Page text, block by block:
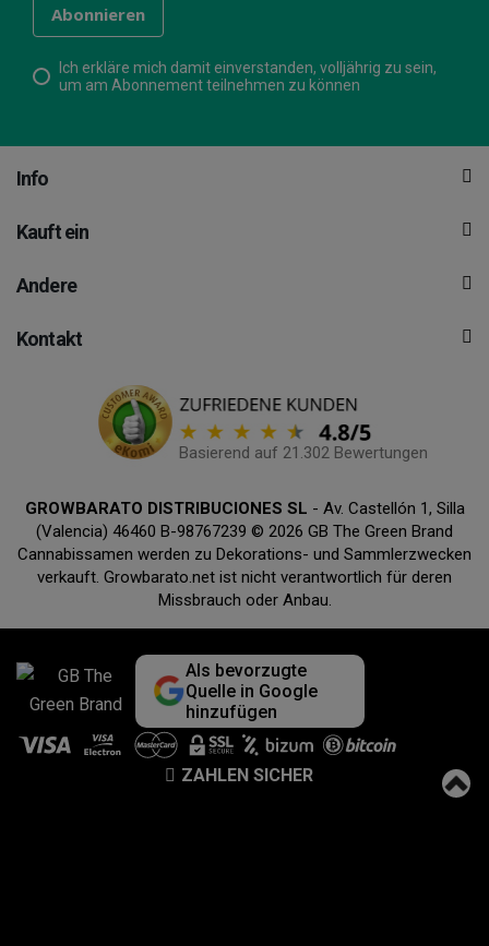
Ich erkläre mich damit einverstanden, volljährig zu sein,
um am Abonnement teilnehmen zu können
Info
Kauft ein
Andere
Kontakt
Basierend auf 21.302 Bewertungen
GROWBARATO DISTRIBUCIONES SL - Av. Castellón 1, Silla
(Valencia) 46460 B-98767239 © 2026 GB The Green Brand
Cannabissamen werden zu Dekorations- und Sammlerzwecken
verkauft. Growbarato.net ist nicht verantwortlich für deren
Missbrauch oder Anbau.
Als bevorzugte
Quelle in Google
hinzufügen
ZAHLEN SICHER